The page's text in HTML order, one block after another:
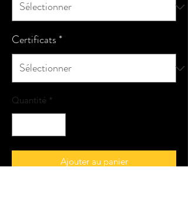
Certificats*
Quantité *
Ajouter au panier